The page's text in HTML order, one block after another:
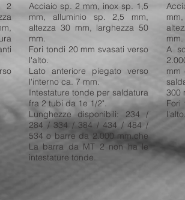
Acciaio sp. 2 mm, inox sp. 1,5
mm, alluminio sp. 2,5 mm,
altezza 30 mm, larghezza 50
mm.
Fori tondi 20 mm svasati verso
l'alto.
Lato anteriore piegato verso
l'interno ca. 7 mm.
Intestature tonde per saldatura
fra 2 tubi da 1e 1/2".
Lunghezze disponibili: 234 /
284 / 334 / 384 / 434 / 484 /
534 o barre da 2.000 mm.che
La barra da MT 2 non ha le
intestature tonde.
2
mm.
A
mm
300
Fori
l'alto.